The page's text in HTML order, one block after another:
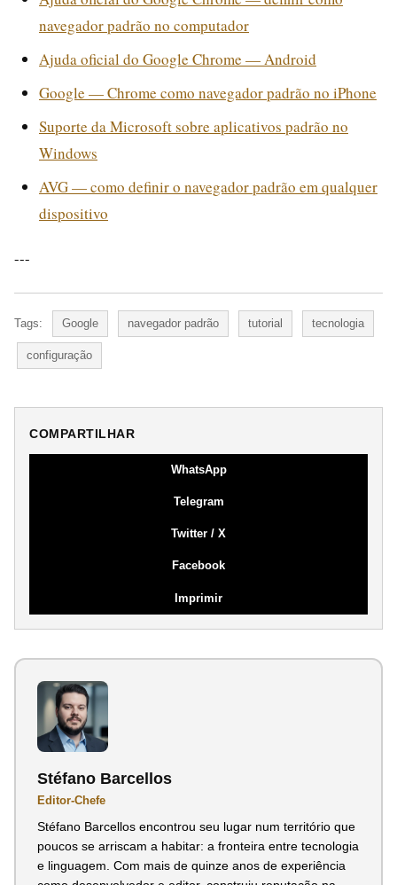
navegador padrão no computador
Ajuda oficial do Google Chrome — Android
Google — Chrome como navegador padrão no iPhone
Suporte da Microsoft sobre aplicativos padrão no
Windows
AVG — como definir o navegador padrão em qualquer
dispositivo
---
Tags: Google navegador padrão tutorial tecnologia
configuração
COMPARTILHAR
WhatsApp
Telegram
Twitter / X
Facebook
Imprimir
Stéfano Barcellos
Editor-Chefe
Stéfano Barcellos encontrou seu lugar num território que
poucos se arriscam a habitar: a fronteira entre tecnologia
e linguagem. Com mais de quinze anos de experiência